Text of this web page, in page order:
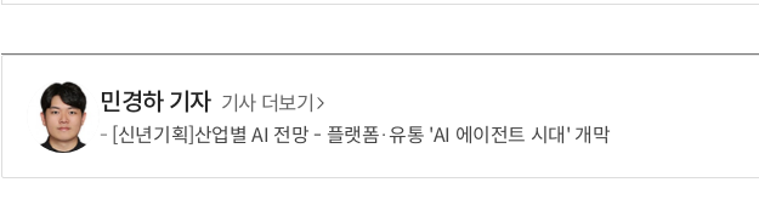
민경하 기자 기사 더보기
[신년기획]산업별 AI 전망 - 플랫폼·유통 'AI 에이전트 시대' 개막